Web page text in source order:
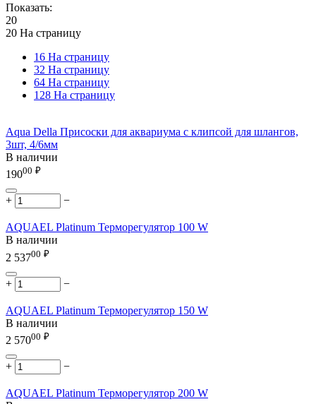
Показать:
20
20 На страницу
16 На страницу
32 На страницу
64 На страницу
128 На страницу
Aqua Della Присоски для аквариума с клипсой для шлангов,
3шт, 4/6мм
В наличии
19000 ₽
+ −
AQUAEL Platinum Терморегулятор 100 W
В наличии
2 53700 ₽
+ −
AQUAEL Platinum Терморегулятор 150 W
В наличии
2 57000 ₽
+ −
AQUAEL Platinum Терморегулятор 200 W